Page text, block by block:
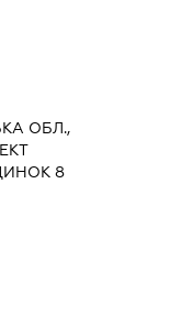
ОБЛ.,
8